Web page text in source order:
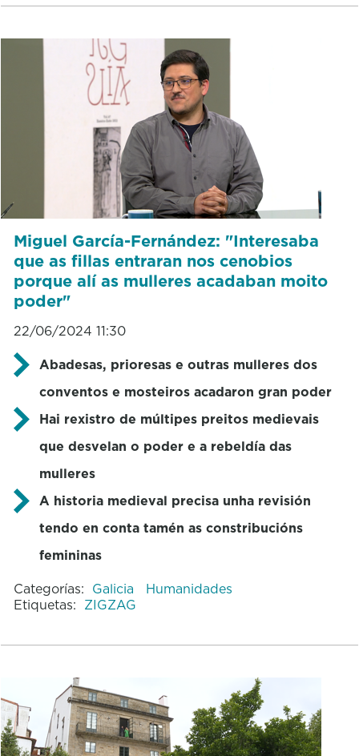
Miguel García-Fernández: "Interesaba
que as fillas entraran nos cenobios
porque alí as mulleres acadaban moito
poder"
22/06/2024 11:30
Abadesas, prioresas e outras mulleres dos
conventos e mosteiros acadaron gran poder
Hai rexistro de múltipes preitos medievais
que desvelan o poder e a rebeldía das
mulleres
A historia medieval precisa unha revisión
tendo en conta tamén as constribucións
femininas
Categorías: Galicia
Humanidades
Etiquetas: ZIGZAG